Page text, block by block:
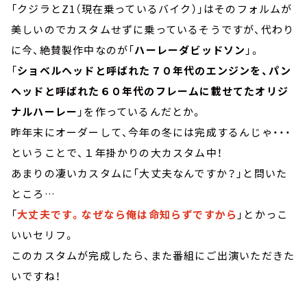
「クジラとZ1（現在乗っているバイク）」はそのフォルムが
美しいのでカスタムせずに乗っているそうですが、代わり
に今、絶賛製作中なのが「ハーレーダビッドソン 」。
「ショベルヘッドと呼ばれた７０年代のエンジンを、パン
ヘッドと呼ばれた６０年代のフレームに載せてたオリジ
ナルハーレー 」を作っているんだとか。
昨年末にオーダーして、今年の冬には完成するんじゃ・・・
ということで、１年掛かりの大カスタム中！
あまりの凄いカスタムに「大丈夫なんですか？」と問いた
ところ…
「大丈夫です。なぜなら俺は命知らずですから 」とかっこ
いいセリフ。
このカスタムが完成したら、また番組にご出演いただきた
いですね！